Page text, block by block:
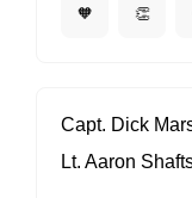
🧡 👏
Capt. Dick
Lt. Aaron